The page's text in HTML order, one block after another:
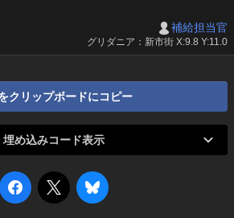
補給担当官
グリダニア：新市街 X:9.8 Y:11.0
クリップボードにコピー
埋め込みコード表示